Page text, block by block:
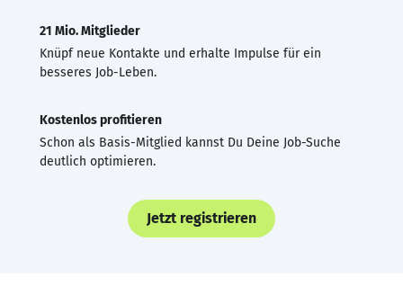
21 Mio. Mitglieder
Knüpf neue Kontakte und erhalte Impulse für ein
besseres Job-Leben.
Kostenlos profitieren
Schon als Basis-Mitglied kannst Du Deine Job-Suche
deutlich optimieren.
Jetzt registrieren